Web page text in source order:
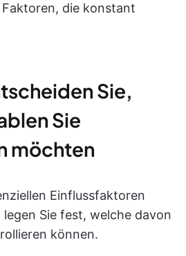
die konstant
Sie,
Sie
möchten
Einflussfaktoren
Sie fest, welche davon
können.